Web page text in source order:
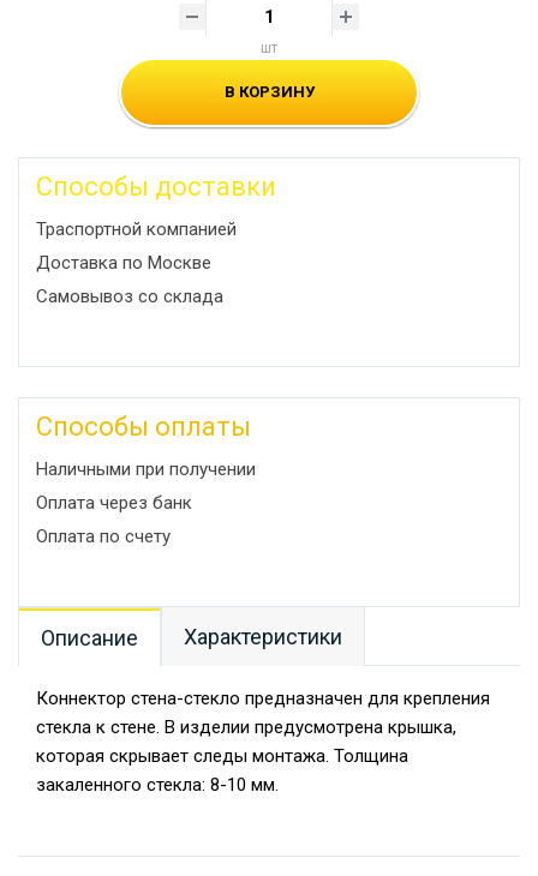
шт
В КОРЗИНУ
Способы доставки
Траспортной компанией
Доставка по Москве
Самовывоз со склада
Способы оплаты
Наличными при получении
Оплата через банк
Оплата по счету
Описание Характеристики
Коннектор стена-стекло предназначен для крепления
стекла к стене. В изделии предусмотрена крышка,
которая скрывает следы монтажа. Толщина
закаленного стекла: 8-10 мм.